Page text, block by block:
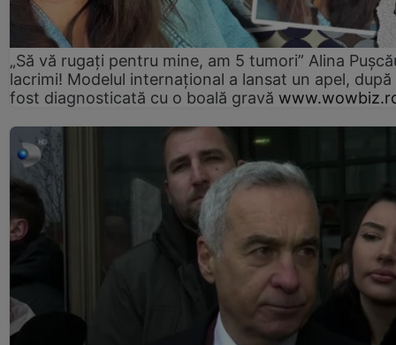
„Să vă rugați pentru mine, am 5 tumori” Alina
lacrimi! Modelul internațional a lansat un apel, după
fost diagnosticată cu o boală gravă